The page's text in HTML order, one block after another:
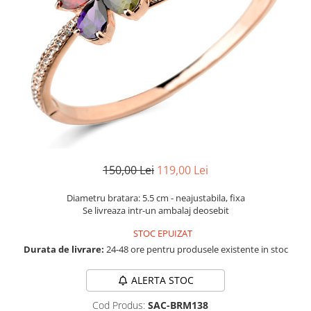
Cadouri barbati
Seturi cadou barbati
Seturi cadou barbati portofel si curea
Ceasuri pentru EL
Cadouri craciun barbati
Cadouri personalizate barbati
Cadouri copii bebelusi 0+
Colectia Disney
Etichete scolare
Sepci personalizate
Bannere personalizate scoli si gradinite
Caserole personalizate sandwich
Saculeti personalizati
Sticla de apa personalizata
150,00 Lei 119,00 Lei
Diametru bratara: 5.5 cm - neajustabila, fixa
Se livreaza intr-un ambalaj deosebit
STOC EPUIZAT
Durata de livrare: 24-48 ore pentru produsele existente in stoc
ALERTA STOC
Cod Produs: SAC-BRM138